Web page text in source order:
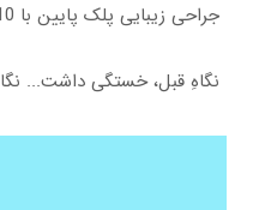
جراحی زیبایی پلک پایین با 10 میلیون تخفیف ویژه فقط 35 ✨
نگاهِ قبل، خستگی داشت... نگاهِ بعد،